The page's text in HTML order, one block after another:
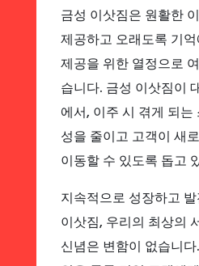
금성 이삿짐은 원활한
제공하고 오래도록 기
제공을 위한 열정으로
습니다. 금성 이삿짐이
에서, 이주 시 겪게 되
성을 줄이고 고객이 새
이동할 수 있도록 돕고
지속적으로 성장하고
이삿짐, 우리의 최상의
신념은 변함이 없습니